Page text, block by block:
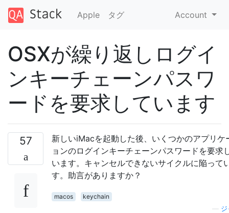
Apple タグ Account
OSXが繰り返しログイ
ンキーチェーンパスワ
ードを要求しています
57
新しいiMacを起動した後、いくつかのアプリケ
ョンのログインキーチェーンパスワードを要求
います。キャンセルできないサイクルに陥って
す。助言がありますか？
macos
keychain